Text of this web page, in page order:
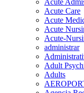
Acute
Acute Care
Acute
Acute
Acute-
administrar
Adult
Adults